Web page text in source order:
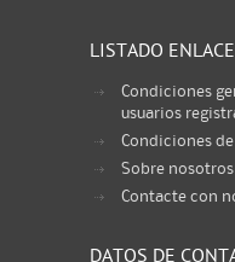
LISTADO
Condiciones
usuarios
Condiciones
Sobre nosotros
Contacte con